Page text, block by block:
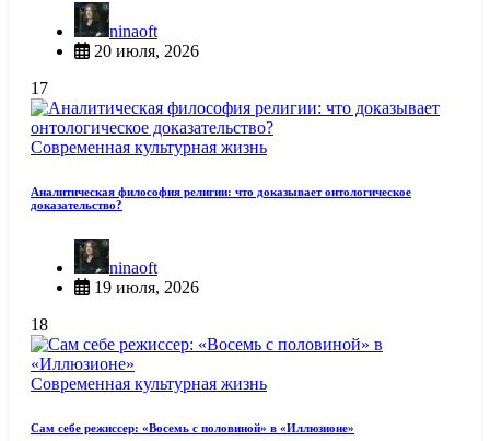
ninaoft
20 июля, 2026
17
Современная культурная жизнь
Аналитическая философия религии: что доказывает онтологическое
доказательство?
ninaoft
19 июля, 2026
18
Современная культурная жизнь
Сам себе режиссер: «Восемь с половиной» в «Иллюзионе»